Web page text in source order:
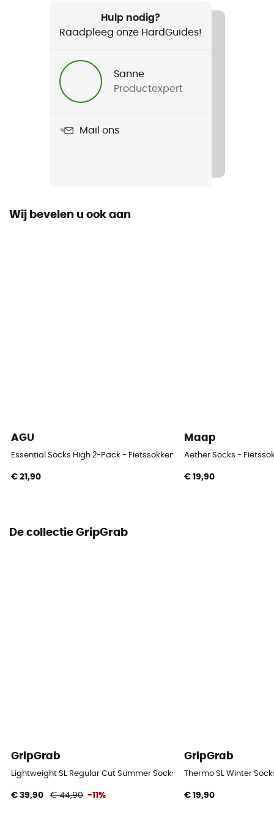
Heren / Dames
Merino Winter Sock
Ademend
Hulp nodig?
Raadpleeg onze HardGuides!
Sanne
Productexpert
Mail ons
Wij bevelen u ook aan
AGU
Essential Socks High 2-Pack - Fietssokken
€ 21,90
Maap
Aether Socks -
€ 19,90
De collectie GripGrab
GripGrab
Lightweight SL Regular Cut Summer Socks 3-Pack - Fietssokken
€ 39,90 € 44,90 -11%
GripGrab
Thermo SL Winter
€ 19,90